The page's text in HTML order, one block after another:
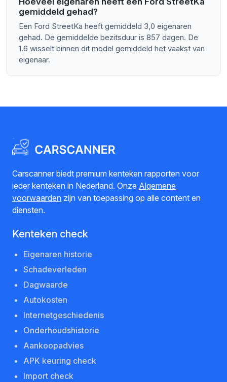
gemiddeld gehad?
Een Ford StreetKa heeft gemiddeld 3,0 eigenaren
gehad. De gemiddelde bezitsduur is 857 dagen. De
1.6 wisselt binnen dit model gemiddeld het vaakst van
eigenaar.
Carscanner biedt premium kenteken rapporten voor
ieder kenteken in Nederland. Onze Algemene
voorwaarden zijn van toepassing op alle content en
diensten.
Kenteken check
Eigenaren historie
Schadeverleden
Dagwaarde
Autokosten
Internetgeschiedenis
Onderhoudshistorie
Aankoopadvies
APK keuring check
Import check